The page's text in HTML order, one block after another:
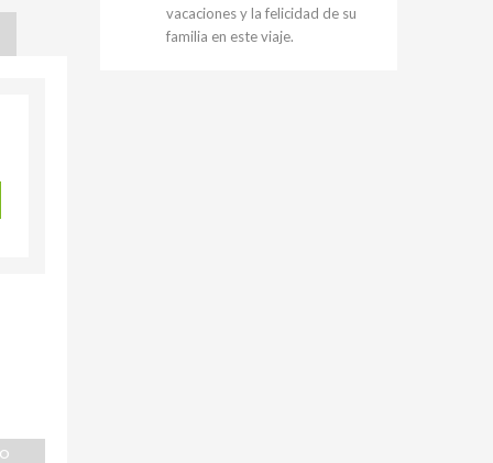
vacaciones y la felicidad de su
familia en este viaje.